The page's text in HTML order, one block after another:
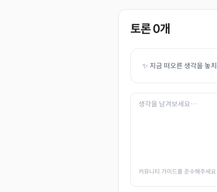
토론0개
✨ 지금 떠오른 생각을 놓
커뮤니티 가이드를 준수해주세요